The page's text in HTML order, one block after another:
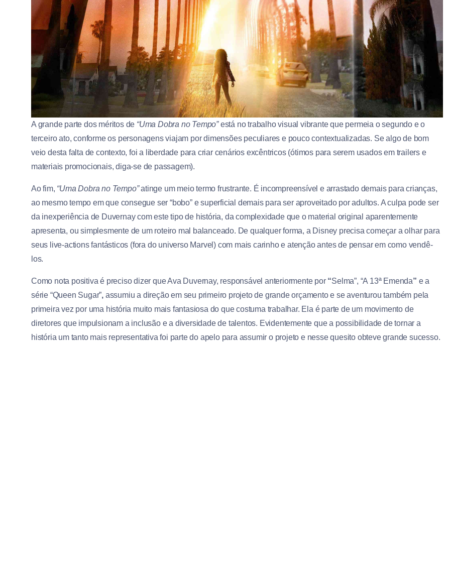
A grande parte dos méritos de “Uma Dobra no Tempo” está no trabalho visual vibrante que permeia o segundo e o
terceiro ato, conforme os personagens viajam por dimensões peculiares e pouco contextualizadas. Se algo de bom
veio desta falta de contexto, foi a liberdade para criar cenários excêntricos (ótimos para serem usados em trailers e
materiais promocionais, diga-se de passagem).
Ao fim, “Uma Dobra no Tempo”atinge um meio termo frustrante. É incompreensível e arrastado demais para crianças,
ao mesmo tempo em que consegue ser “bobo” e superficial demais para ser aproveitado por adultos. A culpa pode ser
da inexperiência de Duvernay com este tipo de história, da complexidade que o material original aparentemente
apresenta, ou simplesmente de um roteiro mal balanceado. De qualquer forma, a Disney precisa começar a olhar para
seus live-actions fantásticos (fora do universo Marvel) com mais carinho e atenção antes de pensar em como vendê-
los.
Como nota positiva é preciso dizer que Ava Duvernay, responsável anteriormente por “Selma”, “A 13ª Emenda” e a
série “Queen Sugar”, assumiu a direção em seu primeiro projeto de grande orçamento e se aventurou também pela
primeira vez por uma história muito mais fantasiosa do que costuma trabalhar. Ela é parte de um movimento de
diretores que impulsionam a inclusão e a diversidade de talentos. Evidentemente que a possibilidade de tornar a
história um tanto mais representativa foi parte do apelo para assumir o projeto e nesse quesito obteve grande sucesso.